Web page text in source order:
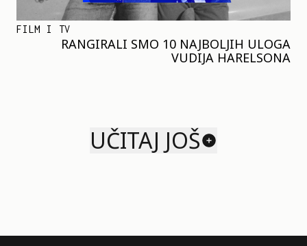
FILM I TV
RANGIRALI SMO 10 NAJBOLJIH ULOGA
VUDIJA HARELSONA
UČITAJ JOŠ